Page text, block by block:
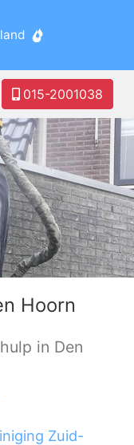
015-2001038
Hoorn
in Den
Zuid-